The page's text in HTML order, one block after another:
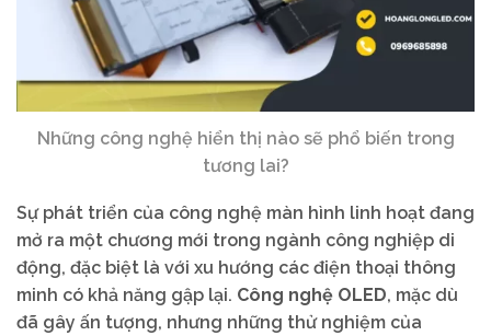
Những công nghệ hiển thị nào sẽ phổ biến trong
tương lai?
Sự phát triển của công nghệ màn hình linh hoạt đang
mở ra một chương mới trong ngành công nghiệp di
động, đặc biệt là với xu hướng các điện thoại thông
minh có khả năng gập lại. Công nghệ OLED, mặc dù
đã gây ấn tượng, nhưng những thử nghiệm của